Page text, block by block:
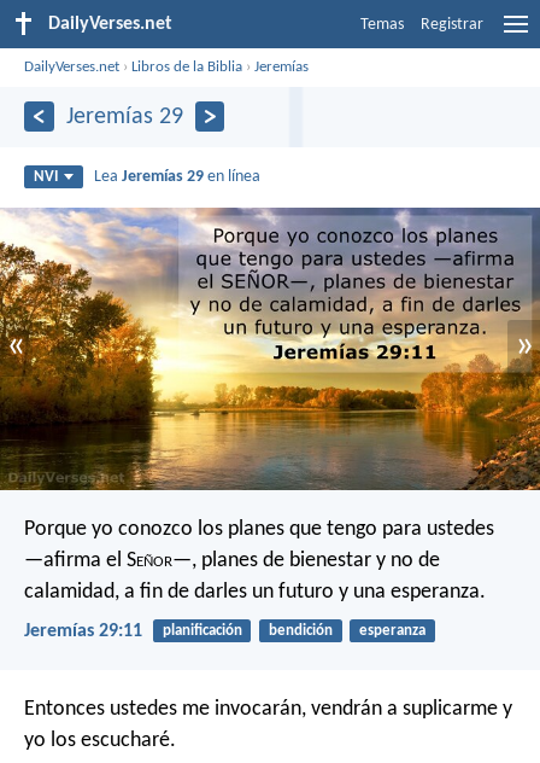
DailyVerses.net Temas Registrar
DailyVerses.net ›Libros de la Biblia ›Jeremías
Jeremías 29
NVI LeaJeremías 29 en línea
« »
Porque yo conozco los planes que tengo para ustedes
—afirma el Señor—, planes de bienestar y no de
calamidad, a fin de darles un futuro y una esperanza.
Jeremías 29:11 planificación bendición esperanza
Entonces ustedes me invocarán, vendrán a suplicarme y
yo los escucharé.